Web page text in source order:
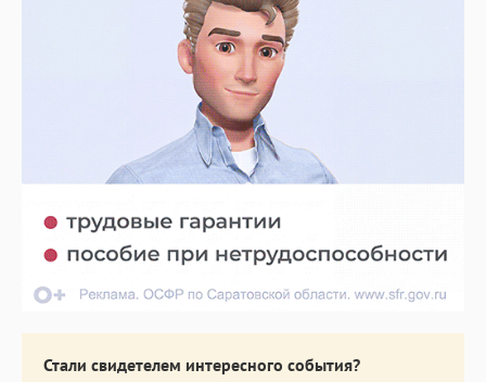
Стали свидетелем интересного события?